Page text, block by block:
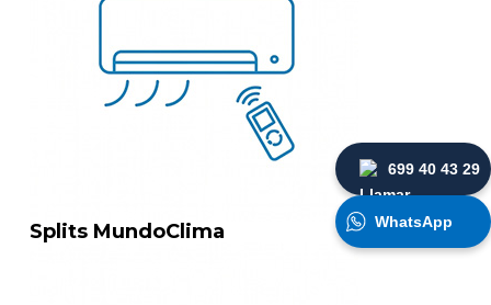
Splits MundoClima
699 40 43 29
WhatsApp